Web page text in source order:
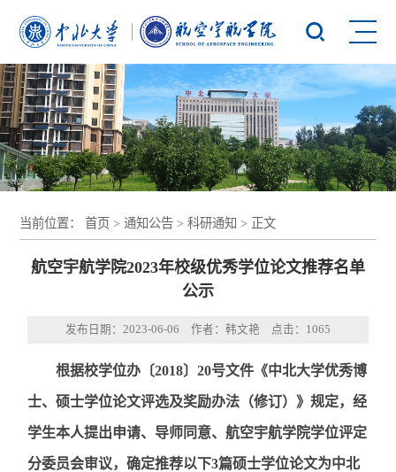
当前位置：首页 >通知公告 >科研通知 > 正文
航空宇航学院2023年校级优秀学位论文推荐名单
公示
发布日期：2023-06-06 作者：韩文艳 点击： 1065
根据校学位办〔2018〕20号文件《中北大学优秀博
士、硕士学位论文评选及奖励办法（修订）》规定，经
学生本人提出申请、导师同意、航空宇航学院学位评定
分委员会审议，确定推荐以下3篇硕士学位论文为中北